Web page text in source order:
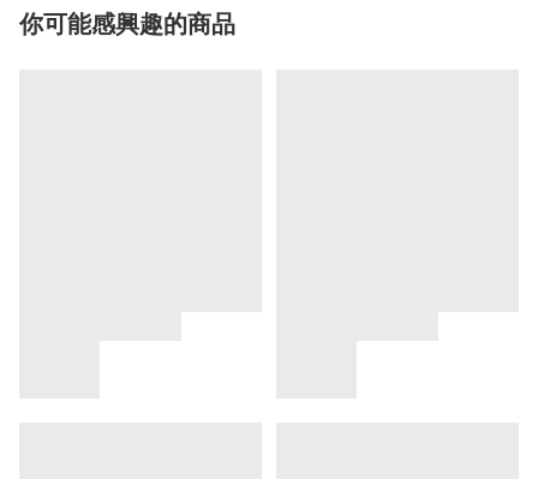
你可能感興趣的商品